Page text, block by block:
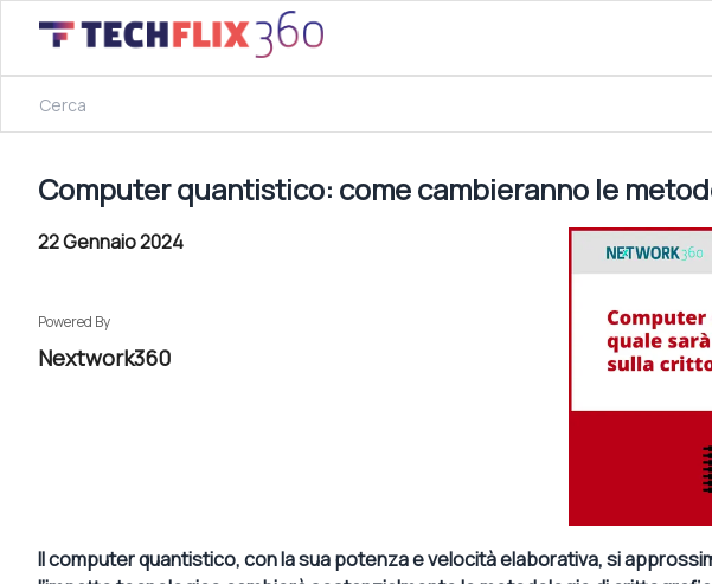
Computer quantistico: come cambieranno le metodologie di crittografia
Computer quantistico: come cambieranno le
22 Gennaio 2024
Powered By
Nextwork360
Il computer quantistico, con la sua potenza e velocità elaborativa, si